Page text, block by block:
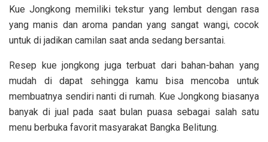
Kue Jongkong memiliki tekstur yang lembut dengan rasa
yang manis dan aroma pandan yang sangat wangi, cocok
untuk di jadikan camilan saat anda sedang bersantai.
Resep kue jongkong juga terbuat dari bahan-bahan yang
mudah di dapat sehingga kamu bisa mencoba untuk
membuatnya sendiri nanti di rumah. Kue Jongkong biasanya
banyak di jual pada saat bulan puasa sebagai salah satu
menu berbuka favorit masyarakat Bangka Belitung.